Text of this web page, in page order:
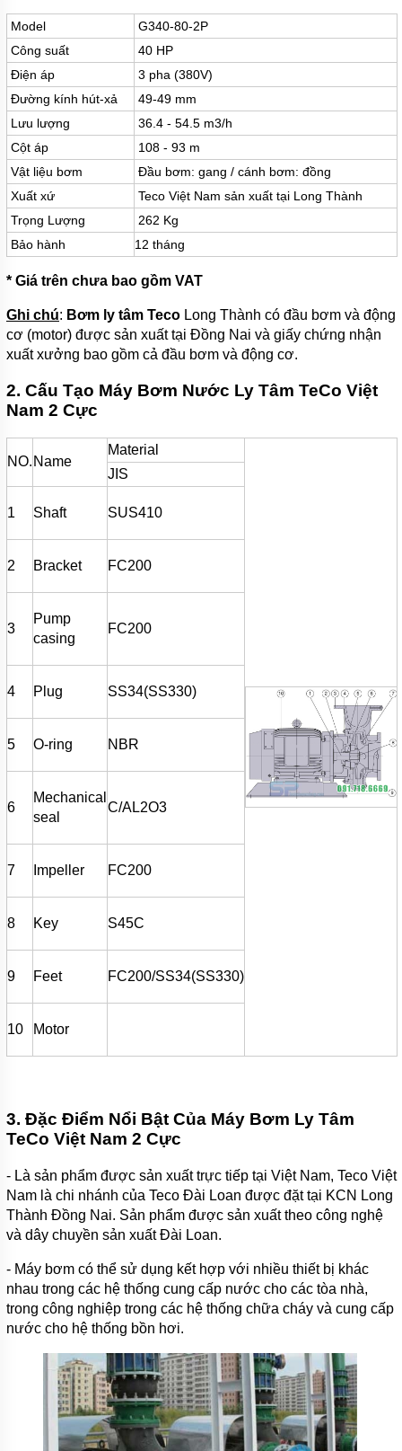
MÁY
BƠM
TỰ
HÚT
MÁY
BƠM
TUABIN
ĐA
TẦNG
CÁNH
MÁY
BƠM
HỒ
BƠI
MÁY
NƯỚC
GIẾNG
MÁY
NƯỚC
NÔNG
NGHIỆP
THỔI
MÁY
CHÌM
MÁY
BÌNH
ÁP
ĐĨA
KHÍ
MOTOR
PHỤ
KIỆN
NƯỚC
MÁY
BƠM
NHÔNG
NHỚT)
MÁY
CÔNG
GIỚI
THIỆU
PHẨM
MỚI
LIÊN
HỆ
Model
G340-80-2P
Công suất
40 HP
Điện áp
3 pha (380V)
Đường kính hút-xả
49-49 mm
Lưu lượng
36.4 - 54.5 m3/h
Cột áp
108 - 93 m
Vật liệu bơm
Đầu bơm: gang / cánh bơm: đồng
Xuất xứ
Teco Việt Nam sản xuất tại Long Thành
Trọng Lượng
262 Kg
Bảo hành
12 tháng
* Giá trên chưa bao gồm VAT
Ghi chú: Bơm ly tâm Teco Long Thành có đầu bơm và động
cơ (motor) được sản xuất tại Đồng Nai và giấy chứng nhận
xuất xưởng bao gồm cả đầu bơm và động cơ.
2. Cấu Tạo Máy Bơm Nước Ly Tâm TeCo Việt
Nam 2 Cực
NO. Name
Material
JIS
1 Shaft SUS410
2 Bracket FC200
3
Pump
casing
FC200
4 Plug SS34(SS330)
5 O-ring NBR
6
Mechanical
seal
C/AL2O3
7 Impeller FC200
8 Key S45C
9 Feet FC200/SS34(SS330)
10 Motor
3. Đặc Điểm Nổi Bật Của Máy Bơm Ly Tâm
TeCo Việt Nam 2 Cực
- Là sản phẩm được sản xuất trực tiếp tại Việt Nam, Teco Việt
Nam là chi nhánh của Teco Đài Loan được đặt tại KCN Long
Thành Đồng Nai. Sản phẩm được sản xuất theo công nghệ
và dây chuyền sản xuất Đài Loan.
- Máy bơm có thể sử dụng kết hợp với nhiều thiết bị khác
nhau trong các hệ thống cung cấp nước cho các tòa nhà,
trong công nghiệp trong các hệ thống chữa cháy và cung cấp
nước cho hệ thống bồn hơi.